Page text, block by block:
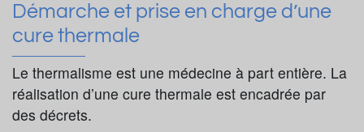
Démarche et prise en charge d’une
cure thermale
Le thermalisme est une médecine à part entière. La
réalisation d’une cure thermale est encadrée par
des décrets.